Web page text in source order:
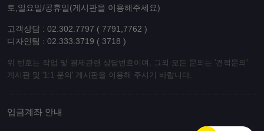
토,일요일/공휴일(게시판을 이용해주세요)
고객상담 : 02.302.7797 ( 7791,7762 )
디자인팀 : 02.333.3719 ( 3718 )
위 번호는 작업 및 결제관련 상담번호이며, 그외 모든 문의는 '견적문의'
게시판 및 '1:1 문의' 게시판을 이용해 주시기 바랍니다.
입금계좌 안내